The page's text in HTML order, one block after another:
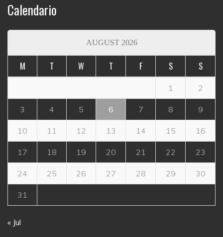
Calendario
AUGUST 2026
M T W T F S S
1 2
3 4 5 6 7 8 9
10 11 12 13 14 15 16
17 18 19 20 21 22 23
24 25 26 27 28 29 30
31
« Jul